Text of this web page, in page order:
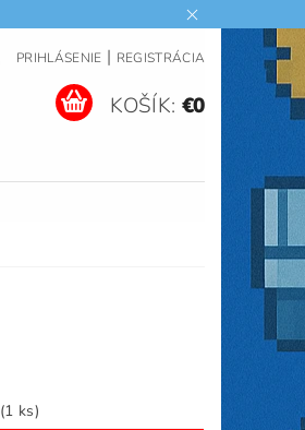
PRIHLÁSENIE | REGISTRÁCIA
KOŠÍK: €0
(1 ks)